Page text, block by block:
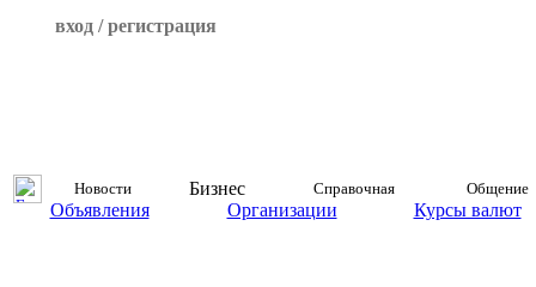
вход / регистрация
Новости Бизнес Справочная Общение
Объявления Организации Курсы валют